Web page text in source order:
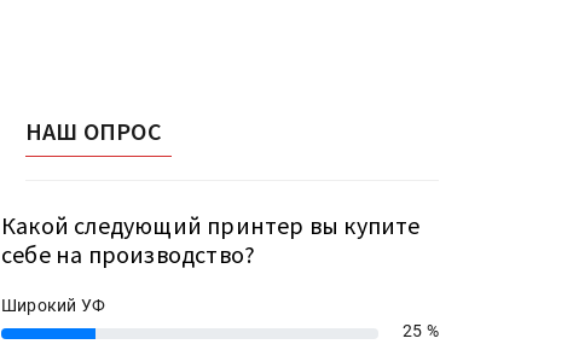
НАШ ОПРОС
Какой следующий принтер вы купите
себе на производство?
Широкий УФ
25%
25 %